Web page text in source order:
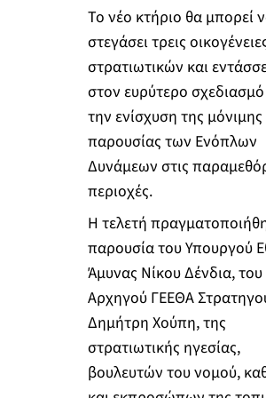
Το νέο κτήριο θα μπορεί
στεγάσει τρεις
στρατιωτικών και
στον ευρύτερο σχεδιασμό
την ενίσχυση της μόνιμης
παρουσίας των Ενόπλων
Δυνάμεων στις
περιοχές.
Η τελετή
παρουσία του Υπουργού
Άμυνας Νίκου Δένδια, του
Αρχηγού ΓΕΕΘΑ
Δημήτρη Χούπη, της
στρατιωτικής ηγεσίας,
βουλευτών του νομού,